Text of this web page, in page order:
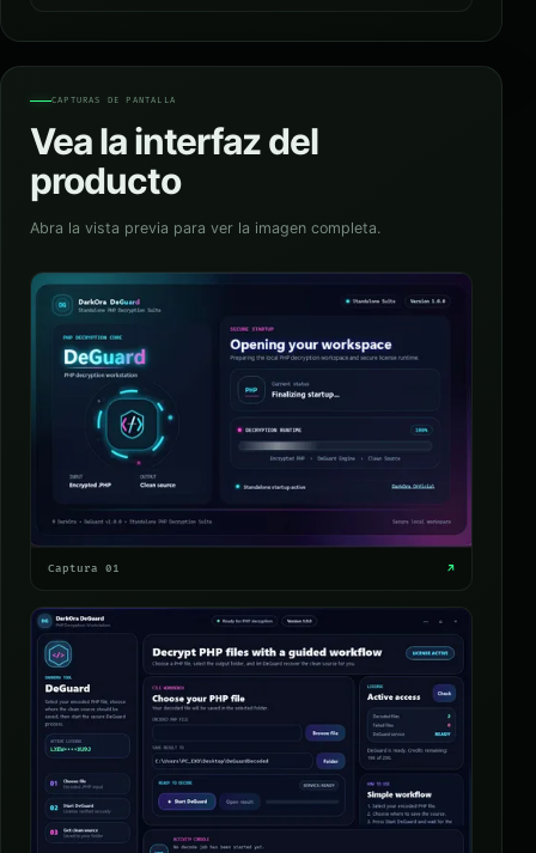
CAPTURAS DE PANTALLA
Vea la interfaz del
producto
Abra la vista previa para ver la imagen completa.
Captura 01 ↗